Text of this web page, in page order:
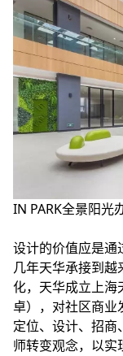
IN PARK全景阳光
设计的价值应是通
几年天华承接到越
化，天华成立上海
卓），对社区商业
定位、设计、招商
师转变观念，以实